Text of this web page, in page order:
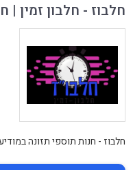
חלבוז - חלבון זמין |
חלבוז - חנות תוספי תזונה